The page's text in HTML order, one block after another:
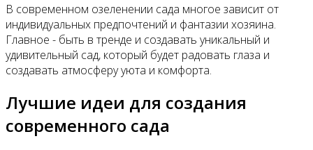
В современном озеленении сада многое зависит от
индивидуальных предпочтений и фантазии хозяина.
Главное - быть в тренде и создавать уникальный и
удивительный сад, который будет радовать глаза и
создавать атмосферу уюта и комфорта.
Лучшие идеи для создания
современного сада